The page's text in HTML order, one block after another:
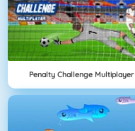
Penalty Challenge Multiplayer